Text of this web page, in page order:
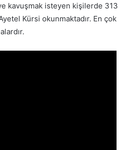
kavuşmak isteyen kişilerde 313
Kürsi okunmaktadır. En çok